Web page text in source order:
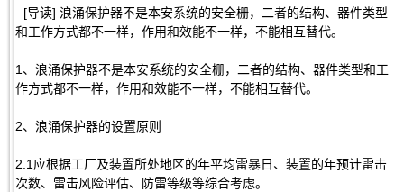
[导读] 浪涌保护器不是本安系统的安全栅，二者的结构、器件类型
和工作方式都不一样，作用和效能不一样，不能相互替代。
1、浪涌保护器不是本安系统的安全栅，二者的结构、器件类型和工
作方式都不一样，作用和效能不一样，不能相互替代。
2、浪涌保护器的设置原则
2.1应根据工厂及装置所处地区的年平均雷暴日、装置的年预计雷击
次数、雷击风险评估、防雷等级等综合考虑。